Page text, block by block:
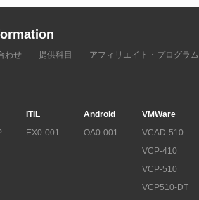
わせ 提供科目 アフィリエイト・プログラム
ITIL
EX0-001
Android
OA0-001
VMWare
VCAD-510
VCP-410
VCP-510
VCP510-DT